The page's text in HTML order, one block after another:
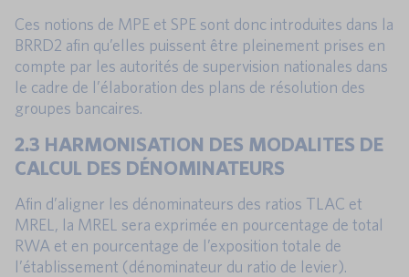
Ces notions de MPE et SPE sont donc introduites dans la
BRRD2 afin qu’elles puissent être pleinement prises en
compte par les autorités de supervision nationales dans
le cadre de l’élaboration des plans de résolution des
groupes bancaires.
2.3 HARMONISATION DES MODALITES DE
CALCUL DES DÉNOMINATEURS
Afin d’aligner les dénominateurs des ratios TLAC et
MREL, la MREL sera exprimée en pourcentage de total
RWA et en pourcentage de l’exposition totale de
l’établissement (dénominateur du ratio de levier).